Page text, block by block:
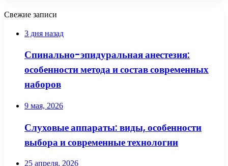
Свежие записи
3 дня назад
Спинально-эпидуральная анестезия:
особенности метода и состав современных
наборов
9 мая, 2026
Слуховые аппараты: виды, особенности
выбора и современные технологии
25 апреля, 2026